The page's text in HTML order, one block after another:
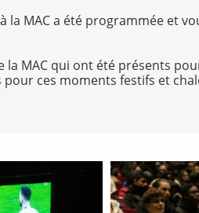
la MAC a été programmée et
la MAC qui ont été présents
pour ces moments festifs et